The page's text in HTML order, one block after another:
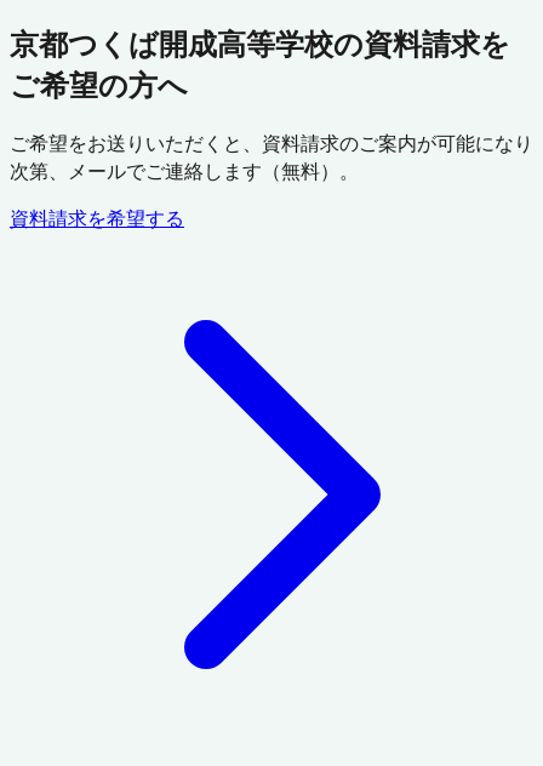
京都つくば開成高等学校の資料請求を
ご希望の方へ
ご希望をお送りいただくと、資料請求のご案内が可能になり
次第、メールでご連絡します（無料）。
資料請求を希望する